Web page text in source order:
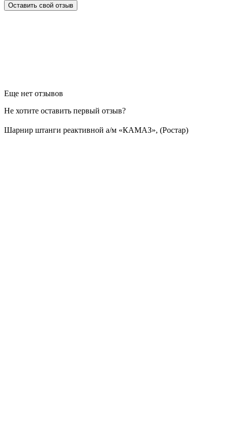
Еще нет отзывов
Не хотите оставить первый отзыв?
Шарнир штанги реактивной а/м «КАМАЗ», (Ростар)